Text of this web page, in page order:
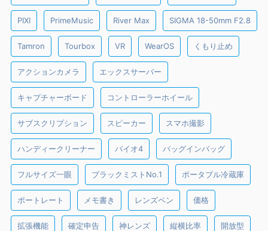
PIXI PrimeMusic River Max SIGMA 18-50mm F2.8
Tamron Tourbox VR WearOS くもり止め
アクションカメラ エックスサーバー
キャプチャーボード コントローラーホイール
サブスクリプション スピーカー スマホ撮影
ハンディークリーナー バイオ4 バッグインバッグ
フルサイズ一眼 ブラックミストNo.1 ポータブル冷蔵庫
ポートレート メモ書き レンズペン 価格
拡張機能 確定申告 神レンズ 縦横比率 開放型